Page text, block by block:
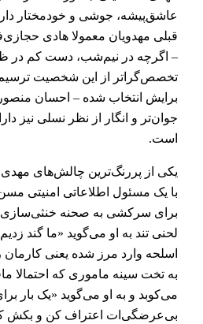
عاشق‌پیشه، جوشی و خودمختار
قبلی مهدویان معمولا هادی
– اگرچه در نیم‌شب، دست کم در
تخصص‌گراتر از این شخصیت
برایش انتخاب شده – احسان
جوان‌تر و انگار از نظر نسلی نیز
است.
یکی از پررنگ‌ترین چالش‌های مهدی
با یک مسئول اطلاعاتی امنیتی
برای سرکشی به صحنه خنثی‌سازی
لحنی تند به او می‌گوید «ما گند
اسلحه وارد مرز شده یعنی کارمان
به تخت سینه ماموری که
می‌کوبد و به او می‌گوید «یک بار
بی‌عرضگی‌ات اعتراف کن و بکش